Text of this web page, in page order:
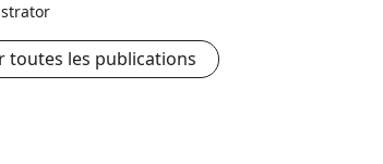
toutes les publications